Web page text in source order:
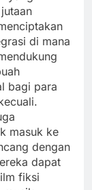
di mana
bagi para
masuk ke
dengan
dapat
fiksi